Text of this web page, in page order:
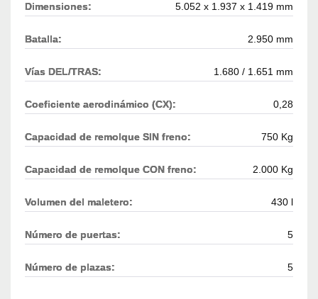
Dimensiones: 5.052 x 1.937 x 1.419 mm
Batalla: 2.950 mm
Vías DEL/TRAS: 1.680 / 1.651 mm
Coeficiente aerodinámico (CX): 0,28
Capacidad de remolque SIN freno: 750 Kg
Capacidad de remolque CON freno: 2.000 Kg
Volumen del maletero: 430 l
Número de puertas: 5
Número de plazas: 5